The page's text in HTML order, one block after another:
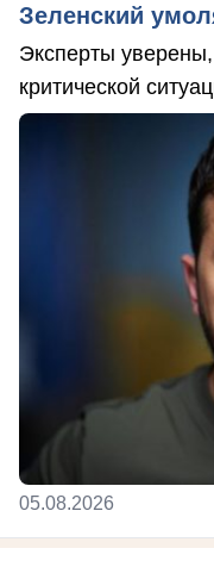
Зеленский
Эксперты
критической
05.08.2026